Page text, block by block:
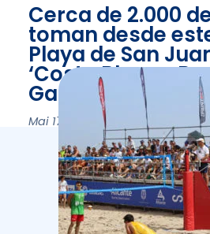
Cerca de 2.000
toman desde
Playa de San
‘Costa Blanca
Games’
Mai 17, 2024